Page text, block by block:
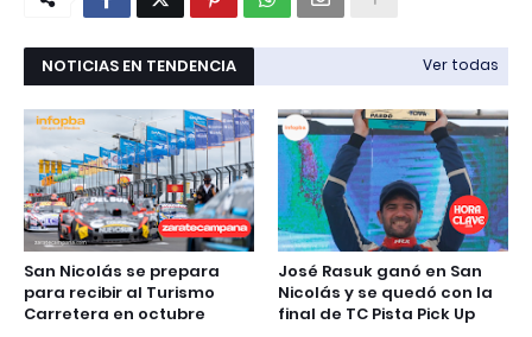
NOTICIAS EN TENDENCIA Ver todas
San Nicolás se prepara
para recibir al Turismo
Carretera en octubre
José Rasuk ganó en San
Nicolás y se quedó con la
final de TC Pista Pick Up